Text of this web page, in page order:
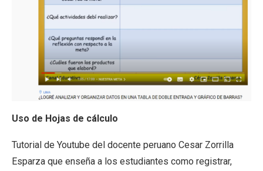
Uso de Hojas de cálculo
Tutorial de Youtube del docente peruano Cesar Zorrilla
Esparza que enseña a los estudiantes como registrar,